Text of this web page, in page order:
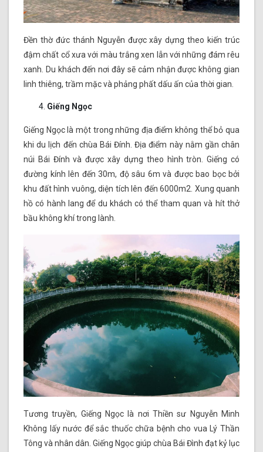
Đền thờ đức thánh Nguyễn được xây dựng theo kiến trúc
đậm chất cổ xưa với màu trắng xen lẫn với những đám rêu
xanh. Du khách đến nơi đây sẽ cảm nhận được không gian
linh thiêng, trầm mặc và phảng phất dấu ấn của thời gian.
Giếng Ngọc
Giếng Ngọc là một trong những địa điểm không thể bỏ qua
khi du lịch đến chùa Bái Đính. Địa điểm này nằm gần chân
núi Bái Đính và được xây dựng theo hình tròn. Giếng có
đường kính lên đến 30m, độ sâu 6m và được bao bọc bởi
khu đất hình vuông, diện tích lên đến 6000m2. Xung quanh
hồ có hành lang để du khách có thể tham quan và hít thở
bầu không khí trong lành.
Tương truyền, Giếng Ngọc là nơi Thiền sư Nguyễn Minh
Không lấy nước để sắc thuốc chữa bệnh cho vua Lý Thần
Tông và nhân dân. Giếng Ngọc giúp chùa Bái Đình đạt kỷ lục